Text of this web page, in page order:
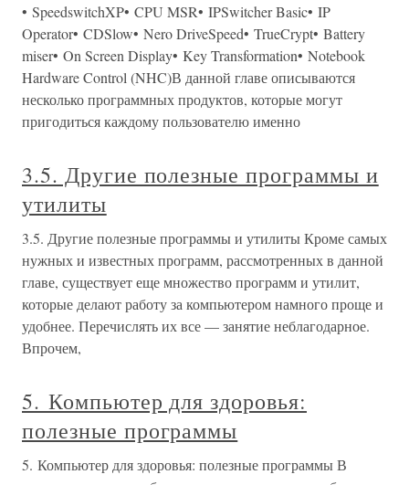
• SpeedswitchXP• CPU MSR• IPSwitcher Basic• IP
Operator• CDSlow• Nero DriveSpeed• TrueCrypt• Battery
miser• On Screen Display• Key Transformation• Notebook
Hardware Control (NHC)В данной главе описываются
несколько программных продуктов, которые могут
пригодиться каждому пользователю именно
3.5. Другие полезные программы и
утилиты
3.5. Другие полезные программы и утилиты Кроме самых
нужных и известных программ, рассмотренных в данной
главе, существует еще множество программ и утилит,
которые делают работу за компьютером намного проще и
удобнее. Перечислять их все — занятие неблагодарное.
Впрочем,
5. Компьютер для здоровья:
полезные программы
5. Компьютер для здоровья: полезные программы В